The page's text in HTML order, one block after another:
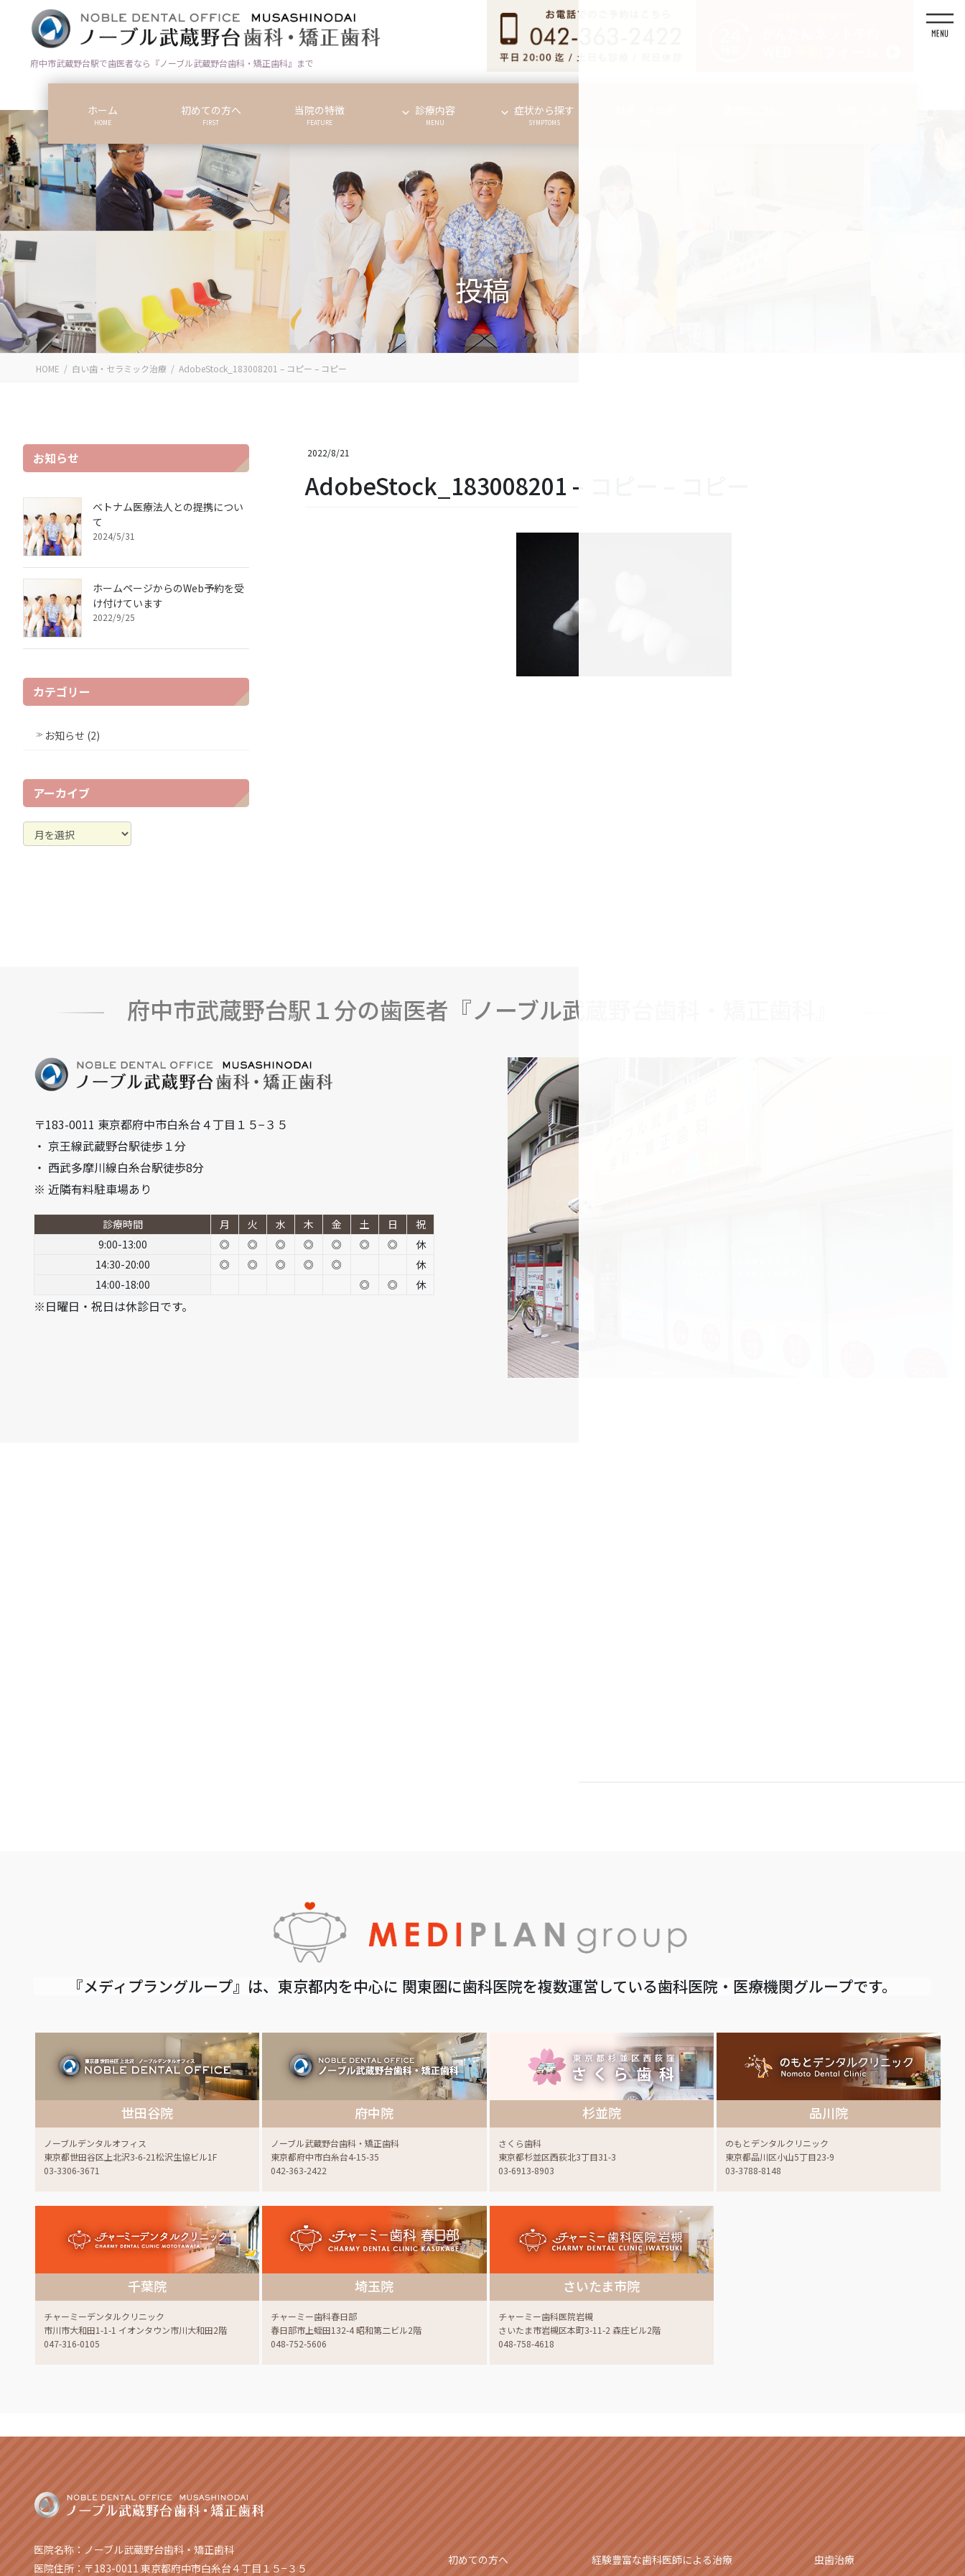
移
動
ン
に
移
動
府中市武蔵野台駅で歯医者なら『ノーブル武蔵野台歯科・矯正歯科』まで
ホーム
HOME
初めての方へ
FIRST
当院の特徴
FEATURE
診療内容
MENU
症状から探す
SYMPTOMS
投稿
HOME 白い歯・セラミック治療 AdobeStock_183008201 – コピー – コピー
2022/8/21
AdobeStock_183008201 – コピー – コピー
お知らせ
ベトナム医療法人との提携につい
て
2024/5/31
ホームページからのWeb予約を受
け付けています
2022/9/25
カテゴリー
お知らせ (2)
アーカイブ
ア
ー
府中市武蔵野台駅１分の歯医者『ノーブル武蔵野台歯科・矯正歯科』
〒183-0011 東京都府中市白糸台４丁目１５−３５
・ 京王線武蔵野台駅徒歩１分
・ 西武多摩川線白糸台駅徒歩8分
※ 近隣有料駐車場あり
診療時間 月 火 水 木 金 土 日
祝
9:00-13:00
◎ ◎ ◎ ◎ ◎ ◎ ◎
休
14:30-20:00
◎ ◎ ◎ ◎ ◎
休
14:00-18:00
◎ ◎ 休
※日曜日・祝日は休診日です。
『メディプラングループ』は、東京都内を中心に 関東圏に歯科医院を複数運営している歯科医院・医療機関グループです。
世田谷院
ノーブルデンタルオフィス
東京都世田谷区上北沢3-6-21松沢生協ビル1F
03-3306-3671
府中院
ノーブル武蔵野台歯科・矯正歯科
東京都府中市白糸台4-15-35
042-363-2422
杉並院
さくら歯科
東京都杉並区西荻北3丁目31-3
03-6913-8903
品川院
のもとデンタルクリニック
東京都品川区小山5丁目23-9
03-3788-8148
千葉院
チャーミーデンタルクリニック
市川市大和田1-1-1 イオンタウン市川大和田2階
047-316-0105
埼玉院
チャーミー歯科春日部
春日部市上蛭田132-4 昭和第二ビル2階
048-752-5606
さいたま市院
チャーミー歯科医院岩槻
さいたま市岩槻区本町3-11-2 森庄ビル2階
048-758-4618
医院名称：ノーブル武蔵野台歯科・矯正歯科
医院住所：〒183-0011 東京都府中市白糸台４丁目１５−３５
初めての方へ 経験豊富な歯科医師による治療 虫歯治療